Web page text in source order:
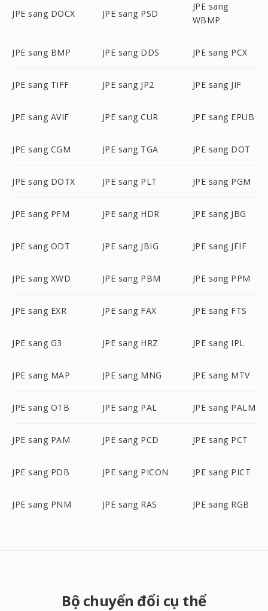
JPE sang DOCX JPE sang PSD
JPE sang
WBMP
JPE sang BMP JPE sang DDS JPE sang PCX
JPE sang TIFF JPE sang JP2 JPE sang JIF
JPE sang AVIF JPE sang CUR JPE sang EPUB
JPE sang CGM JPE sang TGA JPE sang DOT
JPE sang DOTX JPE sang PLT JPE sang PGM
JPE sang PFM JPE sang HDR JPE sang JBG
JPE sang ODT JPE sang JBIG JPE sang JFIF
JPE sang XWD JPE sang PBM JPE sang PPM
JPE sang EXR JPE sang FAX JPE sang FTS
JPE sang G3 JPE sang HRZ JPE sang IPL
JPE sang MAP JPE sang MNG JPE sang MTV
JPE sang OTB JPE sang PAL JPE sang PALM
JPE sang PAM JPE sang PCD JPE sang PCT
JPE sang PDB JPE sang PICON JPE sang PICT
JPE sang PNM JPE sang RAS JPE sang RGB
Bộ chuyển đổi cụ thể